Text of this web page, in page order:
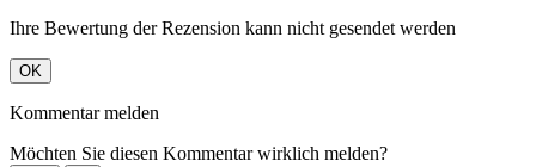
Ihre Bewertung der Rezension kann nicht gesendet werden
OK
Kommentar melden
Möchten Sie diesen Kommentar wirklich melden?